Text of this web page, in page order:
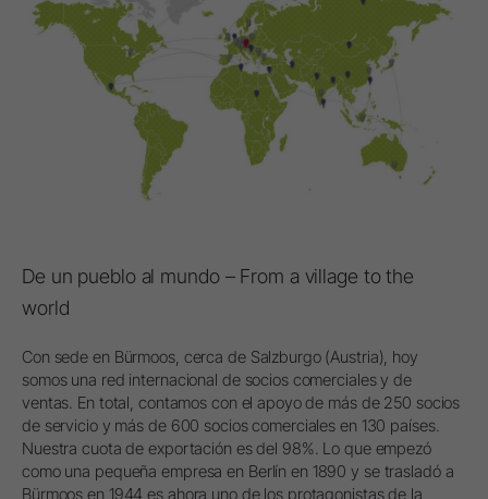
De un pueblo al mundo – From a village to the
world
Con sede en Bürmoos, cerca de Salzburgo (Austria), hoy
somos una red internacional de socios comerciales y de
ventas. En total, contamos con el apoyo de más de 250 socios
de servicio y más de 600 socios comerciales en 130 países.
Nuestra cuota de exportación es del 98%. Lo que empezó
como una pequeña empresa en Berlín en 1890 y se trasladó a
Bürmoos en 1944 es ahora uno de los protagonistas de la